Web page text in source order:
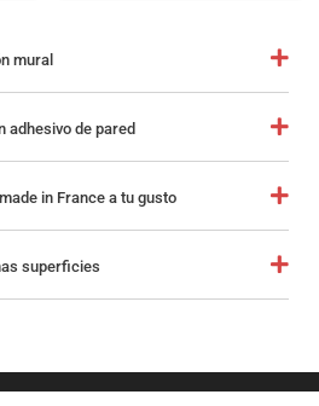
mural
adhesivo de pared
in France a tu gusto
superficies